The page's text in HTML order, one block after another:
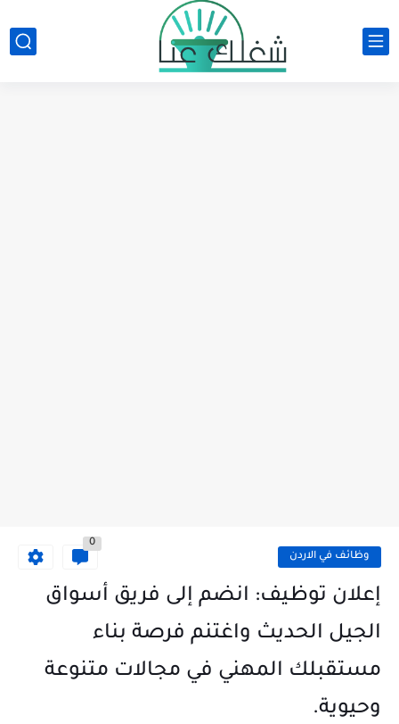
وظائف في الاردن
0
إعلان توظيف: انضم إلى فريق أسواق
الجيل الحديث واغتنم فرصة بناء
مستقبلك المهني في مجالات متنوعة
وحيوية.